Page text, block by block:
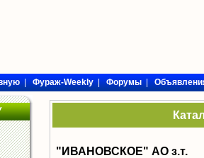
|Фураж-Weekly|Форумы|
"ИВАНОВСКОЕ" АО з.т.